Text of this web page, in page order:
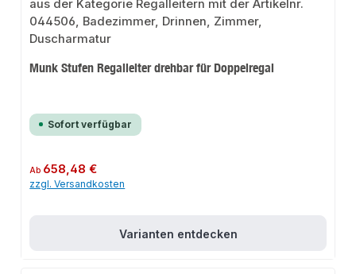
Munk Stufen Regalleiter drehbar für Doppelregal
Sofort verfügbar
Regulärer Preis:
Ab 658,48 €
zzgl. Versandkosten
Varianten entdecken